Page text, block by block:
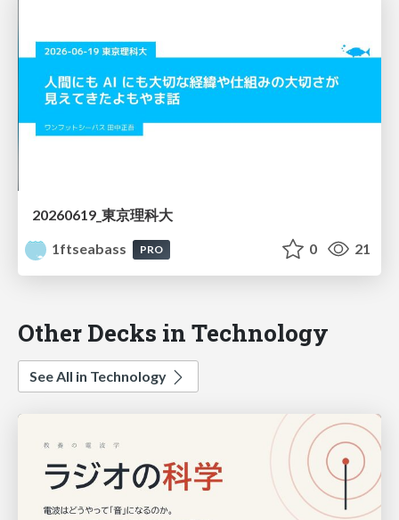
20260619_東京理科大
1ftseabass
PRO 0 21
Other Decks in Technology
See All in Technology